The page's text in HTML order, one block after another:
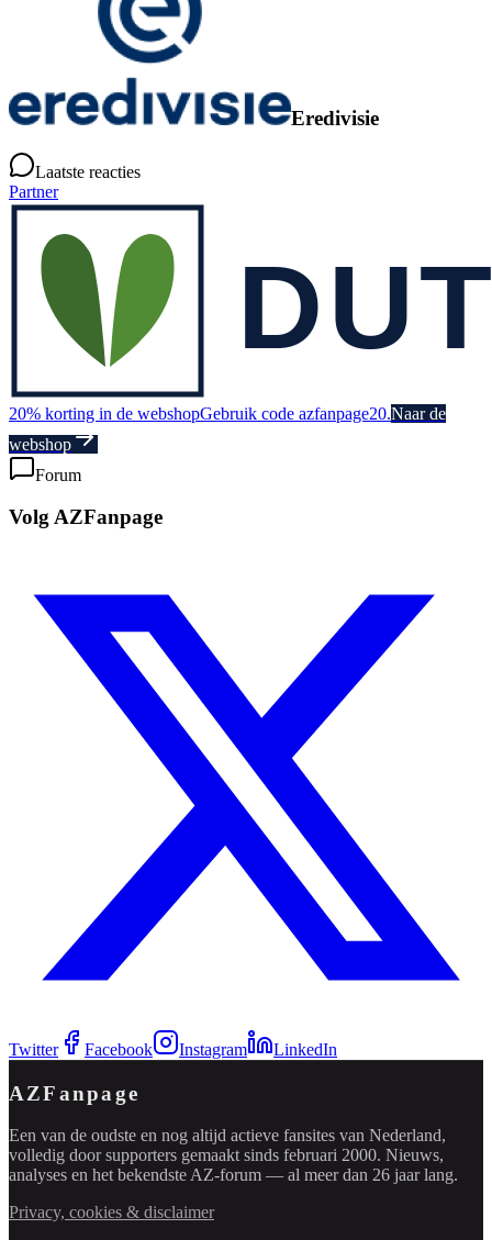
Eredivisie
Laatste reacties
Partner
20% korting in de webshopGebruik code azfanpage20.Naar de
webshop
Forum
Volg AZFanpage
Twitter Facebook Instagram LinkedIn
AZFanpage
Een van de oudste en nog altijd actieve fansites van Nederland,
volledig door supporters gemaakt sinds februari 2000. Nieuws,
analyses en het bekendste AZ-forum — al meer dan 26 jaar lang.
Privacy, cookies & disclaimer